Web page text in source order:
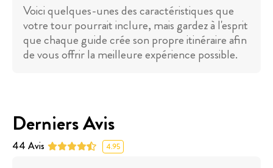
Voici quelques-unes des caractéristiques que
votre tour pourrait inclure, mais gardez à l'esprit
que chaque guide crée son propre itinéraire afin
de vous offrir la meilleure expérience possible.
Derniers Avis
44 Avis 4.95